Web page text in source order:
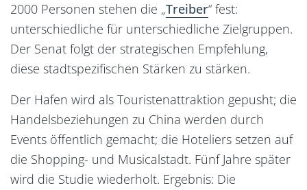
2000 Personen stehen die „Treiber“ fest:
unterschiedliche für unterschiedliche Zielgruppen.
Der Senat folgt der strategischen Empfehlung,
diese stadtspezifischen Stärken zu stärken.
Der Hafen wird als Touristenattraktion gepusht; die
Handelsbeziehungen zu China werden durch
Events öffentlich gemacht; die Hoteliers setzen auf
die Shopping- und Musicalstadt. Fünf Jahre später
wird die Studie wiederholt. Ergebnis: Die